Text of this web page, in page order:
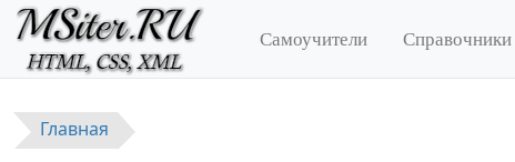
Перейти к основному содержанию
Самоучители Справочники
Главная